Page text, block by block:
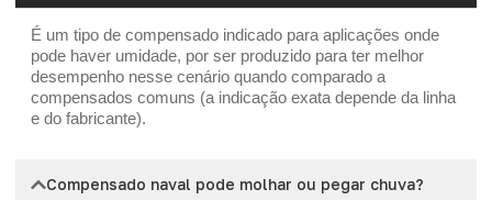
É um tipo de compensado indicado para aplicações onde
pode haver umidade, por ser produzido para ter melhor
desempenho nesse cenário quando comparado a
compensados comuns (a indicação exata depende da linha
e do fabricante).
Compensado naval pode molhar ou pegar chuva?